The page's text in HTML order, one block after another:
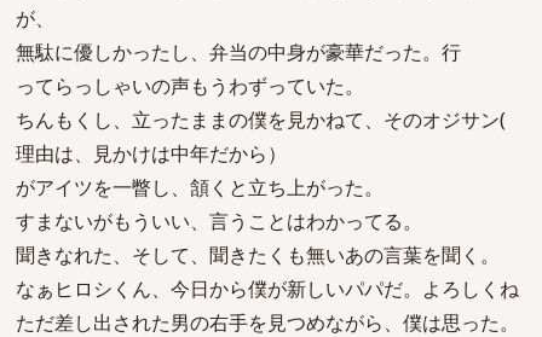
が、
無駄に優しかったし、弁当の中身が豪華だった。行
ってらっしゃいの声もうわずっていた。
ちんもくし、立ったままの僕を見かねて、そのオジサン(
理由は、見かけは中年だから）
がアイツを一瞥し、頷くと立ち上がった。
すまないがもういい、言うことはわかってる。
聞きなれた、そして、聞きたくも無いあの言葉を聞く。
なぁヒロシくん、今日から僕が新しいパパだ。よろしくね
ただ差し出された男の右手を見つめながら、僕は思った。